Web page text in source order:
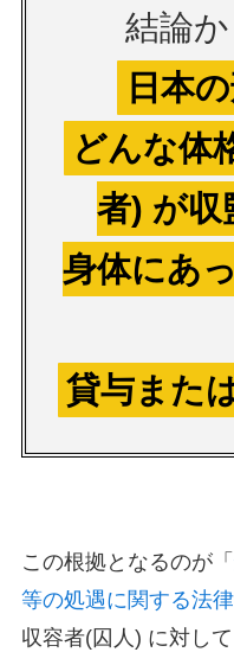
結論か
日本
どんな体
者) が収
身体にあ
貸与また
この根拠となるのが「
等の処遇に関する法律
収容者(囚人) に対し